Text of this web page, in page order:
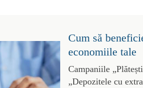
Cum să
economiile tale
Campaniile
„Depozitele cu